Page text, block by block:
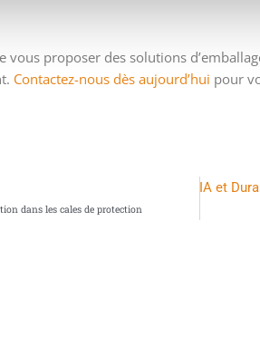
vous proposer des solutions
Contactez-nous dès aujourd’hui pour
dans les cales de protection
Tech, IA et